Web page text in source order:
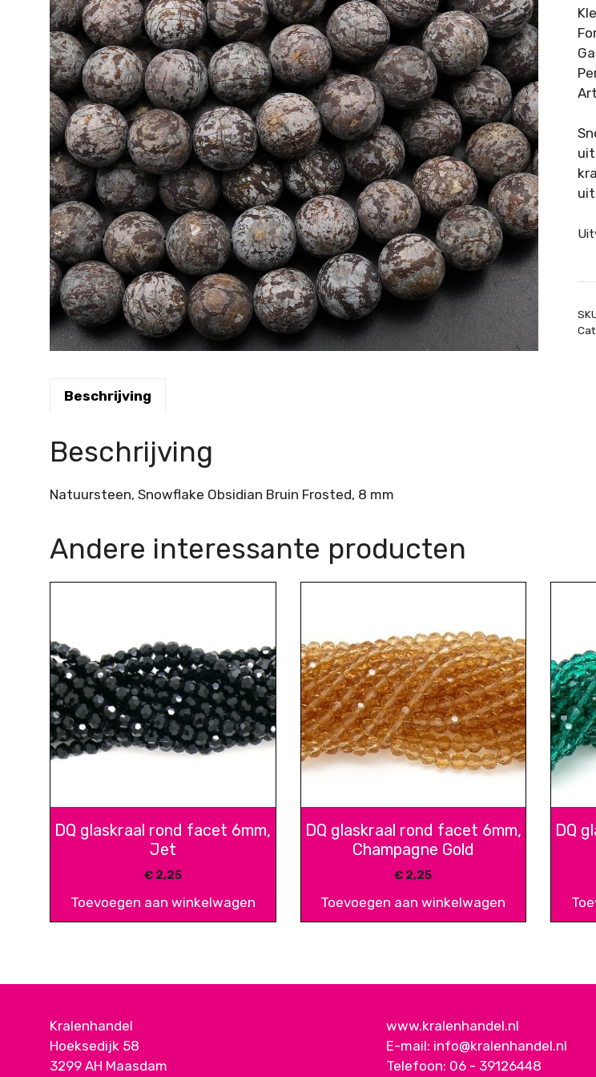
Beschrijving
Beschrijving
Natuursteen, Snowflake Obsidian Bruin Frosted, 8 mm
Andere interessante producten
DQ glaskraal rond facet 6mm,
Jet
€2,25
Toevoegen aan winkelwagen
DQ glaskraal rond facet 6mm,
Champagne Gold
€ 2,25
Toevoegen aan winkelwagen
DQ
Kralenhandel
Hoeksedijk 58
3299 AH Maasdam
www.kralenhandel.nl
E-mail: info@kralenhandel.nl
Telefoon: 06 - 39126448